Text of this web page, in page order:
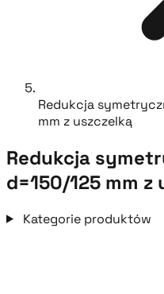
Redukcja
mm z uszczelką
Redukcja
d=150/125 mm z
Kategorie produktów